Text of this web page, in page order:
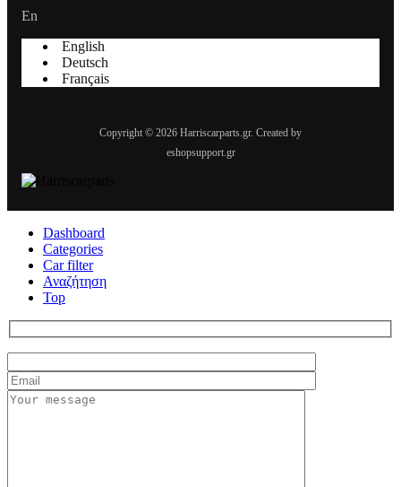
En
English
Deutsch
Français
Copyright © 2026 Harriscarparts.gr. Created by
eshopsupport.gr
Dashboard
Categories
Car filter
Αναζήτηση
Top